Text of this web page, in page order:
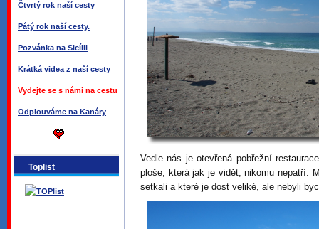
Čtvrtý rok naší cesty
Pátý rok naší cesty.
Pozvánka na Sicílii
Krátká videa z naší cesty
Vydejte se s námi na cestu
Odplouváme na Kanáry
Toplist
Vedle nás je otevřená pobřežní
ploše, která jak je vidět, nikomu nepatří.
setkali a které je dost veliké, ale nebyli